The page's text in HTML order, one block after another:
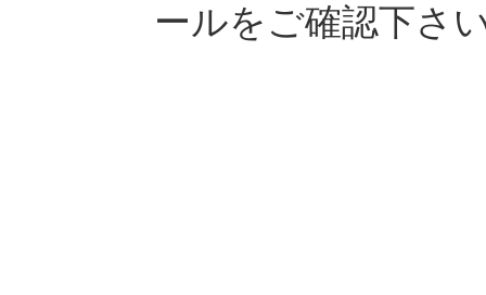
ールをご確認下さ